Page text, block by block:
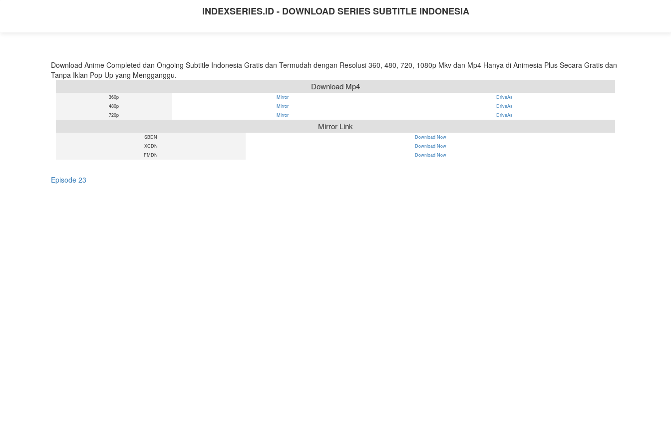
INDEXSERIES.ID - DOWNLOAD SERIES SUBTITLE INDONESIA
Download Anime Completed dan Ongoing Subtitle Indonesia Gratis dan Termudah dengan Resolusi 360, 480, 720, 1080p Mkv dan Mp4 Hanya di Animesia Plus Secara Gratis dan
Tanpa Iklan Pop Up yang Mengganggu.
Download Mp4
360p Mirror
DriveAs
480p
Mirror
DriveAs
720p
Mirror DriveAs
Mirror Link
SBDN
Download Now
XCDN
Download Now
FMDN
Download Now
Episode 23